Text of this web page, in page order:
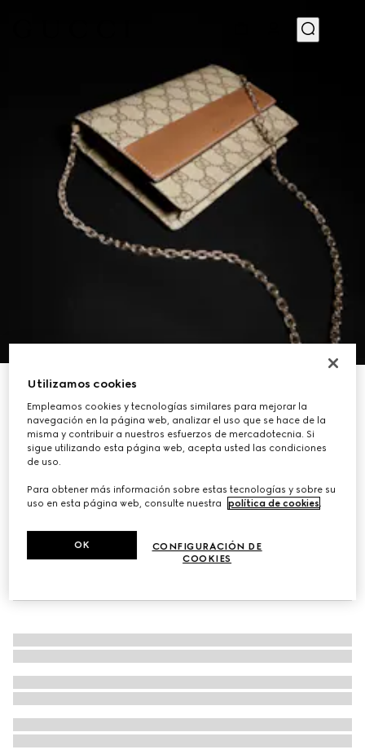
Cartera con cadena GG Emblem
MXN 26,500
Variacionespiel café
Utilizamos cookies
Empleamos cookies y tecnologías similares para mejorar la
navegación en la página web, analizar el uso que se hace de la
misma y contribuir a nuestros esfuerzos de mercadotecnia. Si
sigue utilizando esta página web, acepta usted las condiciones
de uso.
Para obtener más información sobre estas tecnologías y sobre su
uso en esta página web, consulte nuestra
política de cookies.
CONFIGURACIÓN DE
COOKIES
OK